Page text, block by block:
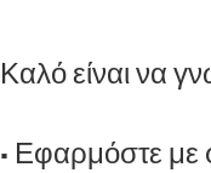
Καλό είναι να
• Εφαρμόστε με